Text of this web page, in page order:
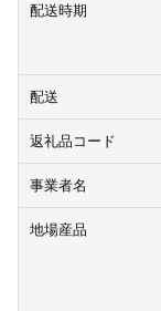
配送時期
配送
返礼品コード
事業者名
地場産品